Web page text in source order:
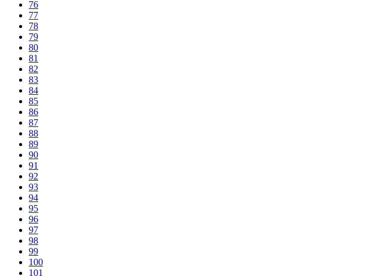
76
77
78
79
80
81
82
83
84
85
86
87
88
89
90
91
92
93
94
95
96
97
98
99
100
101